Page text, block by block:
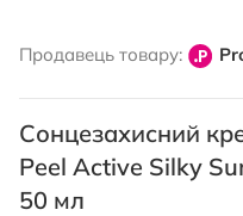
початку
зображень
Продавець товару:
Сонцезахисний
Peel Active Silky
50 мл